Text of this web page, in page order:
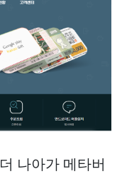
나아가 메타버